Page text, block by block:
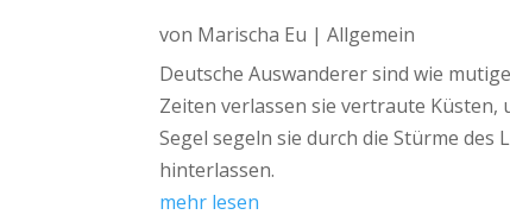
von Marischa Eu |Allgemein
Deutsche Auswanderer sind wie
Zeiten verlassen sie vertraute Küsten,
Segel segeln sie durch die Stürme
hinterlassen.
mehr lesen